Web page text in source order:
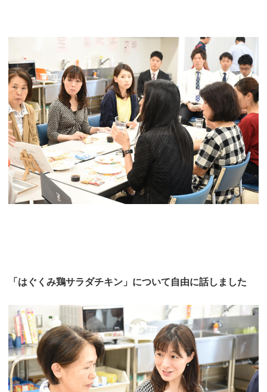
「はぐくみ鶏サラダチキン」について自由に話しました